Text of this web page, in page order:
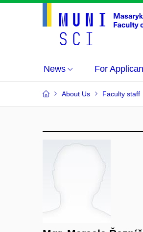
News For
About Us Faculty staff